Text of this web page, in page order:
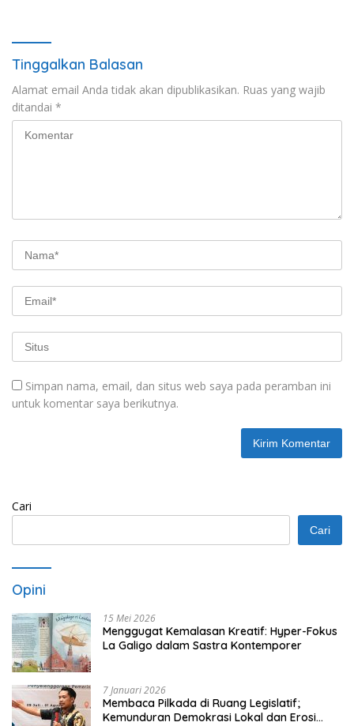
Tinggalkan Balasan
Alamat email Anda tidak akan dipublikasikan. Ruas yang wajib
ditandai *
Simpan nama, email, dan situs web saya pada peramban ini
untuk komentar saya berikutnya.
Cari
Cari
Opini
15 Mei 2026
Menggugat Kemalasan Kreatif: Hyper-Fokus
La Galigo dalam Sastra Kontemporer
7 Januari 2026
Membaca Pilkada di Ruang Legislatif;
Kemunduran Demokrasi Lokal dan Erosi